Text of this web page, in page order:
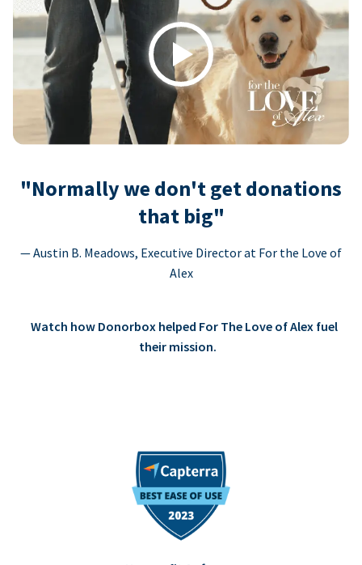
Play
"Normally we don't get donations
that big"
— Austin B. Meadows, Executive Director at For the Love of
Alex
Watch how Donorbox helped For The Love of Alex fuel
their mission.